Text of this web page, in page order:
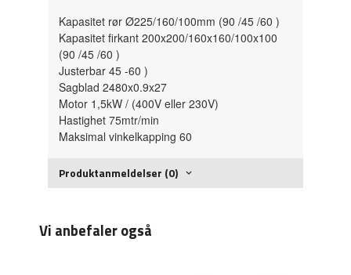
Kapasitet rør Ø225/160/100mm (90 /45 /60 )
Kapasitet firkant 200x200/160x160/100x100
(90 /45 /60 )
Justerbar 45 -60 )
Sagblad 2480x0.9x27
Motor 1,5kW / (400V eller 230V)
Hastighet 75mtr/min
Maksimal vinkelkapping 60
Produktanmeldelser (0)
Vi anbefaler også